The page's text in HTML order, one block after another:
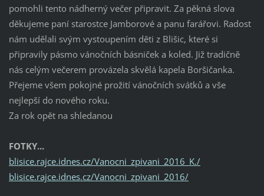
pomohli tento nádherný večer připravit. Za pěkná slova
děkujeme paní starostce Jamborové a panu farářovi. Radost
nám udělali svým vystoupením děti z Blišic, které si
připravily pásmo vánočních básniček a koled. Již tradičně
nás celým večerem provázela skvělá kapela Boršičanka.
Přejeme všem pokojné prožití vánočních svátků a vše
nejlepší do nového roku.
Za rok opět na shledanou
FOTKY...
blisice.rajce.idnes.cz/Vanocni_zpivani_2016_K./
blisice.rajce.idnes.cz/Vanocni_zpivani_2016/